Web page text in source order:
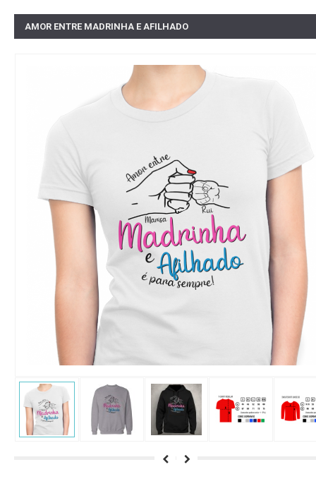
AMOR ENTRE MADRINHA E AFILHADO